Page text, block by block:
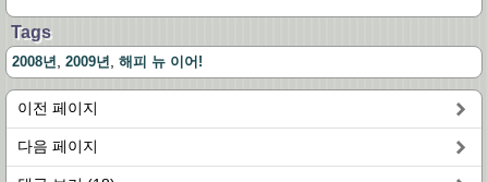
Tags
2008년 2009년 해피 뉴 이어!
이전 페이지
다음 페이지